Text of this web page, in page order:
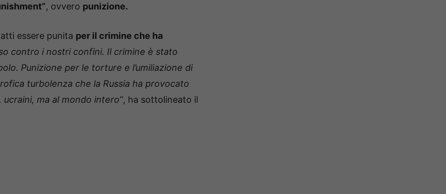
, ovvero punizione.
essere punita per il crimine che ha
contro i nostri confini. Il crimine è stato
Punizione per le torture e l’umiliazione di
turbolenza che la Russia ha provocato
ma al mondo intero”, ha sottolineato il